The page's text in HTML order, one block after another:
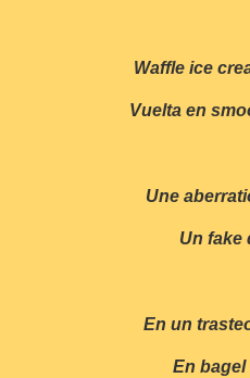
Waffle ice
Vuelta en
Une
Un fake
En un
En bagel